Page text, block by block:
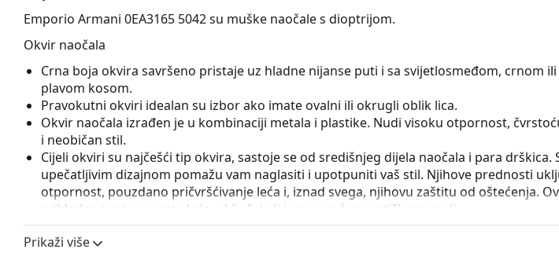
Emporio Armani 0EA3165 5042su muške naočale s dioptrijom.
Okvir naočala
Crna boja okvira savršeno pristaje uz hladne nijanse puti i sa svijetlosmeđom, crnom
plavom kosom.
Pravokutni okviri idealan su izbor ako imate ovalni ili okrugli oblik lica.
Okvir naočala izrađen je u kombinaciji metala i plastike. Nudi visoku otpornost,
i neobičan stil.
Cijeli okviri su najčešći tip okvira, sastoje se od središnjeg dijela naočala i para drškica.
upečatljivim dizajnom pomažu vam naglasiti i upotpuniti vaš stil. Njihove prednosti
otpornost, pouzdano pričvršćivanje leća i, iznad svega, njihovu zaštitu od oštećenja.
prikladna je za sve vrste leća, uključujući i one s većom optičkom moći.
Flexi šarka sa ugrađenom oprugom omogućava otvaranje drškica za više od 90° i
stavljanje naočala. Okvir je zahvaljujući tome otporniji na lom i duže zadržava pravilno
Prikaži više